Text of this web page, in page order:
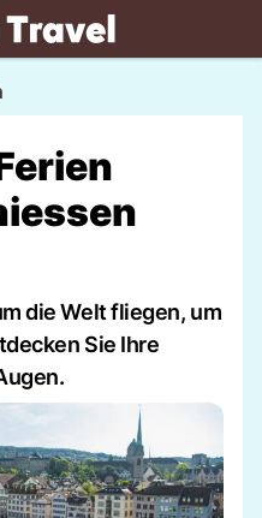
die Welt fliegen, um
Sie Ihre